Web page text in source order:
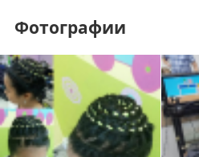
Фотографии